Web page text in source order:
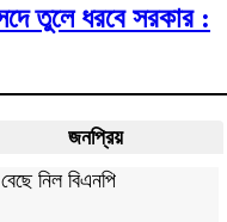
তুলে ধরবে সরকার :
জনপ্রিয়
নিল বিএনপি